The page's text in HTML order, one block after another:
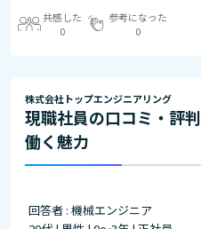
共感した
0
参考になった
0
株式会社トップエンジニアリング
現職社員の口コミ・評判
働く魅力
回答者 : 機械エンジニア